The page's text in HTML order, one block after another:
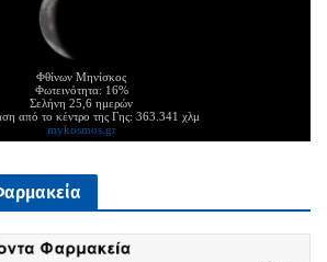
Φθίνων Μηνίσκος
Φωτεινότητα: 16%
Σελήνη 25,6 ημερών
από το κέντρο της Γης: 363.341 χλμ
mykosmos.gr